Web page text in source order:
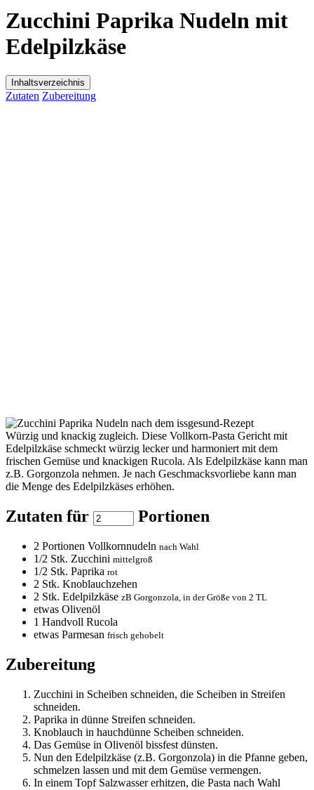
Zucchini Paprika Nudeln mit
Edelpilzkäse
Inhaltsverzeichnis
Zutaten Zubereitung
Würzig und knackig zugleich. Diese Vollkorn-Pasta Gericht mit
Edelpilzkäse schmeckt würzig lecker und harmoniert mit dem
frischen Gemüse und knackigen Rucola. Als Edelpilzkäse kann man
z.B. Gorgonzola nehmen. Je nach Geschmacksvorliebe kann man
die Menge des Edelpilzkäses erhöhen.
Zutaten für Portionen
2 Portionen Vollkornnudeln nach Wahl
1/2 Stk. Zucchini mittelgroß
1/2 Stk. Paprika rot
2 Stk. Knoblauchzehen
2 Stk. Edelpilzkäse zB Gorgonzola, in der Größe von 2 TL
etwas Olivenöl
1 Handvoll Rucola
etwas Parmesan frisch gehobelt
Zubereitung
Zucchini in Scheiben schneiden, die Scheiben in Streifen
schneiden.
Paprika in dünne Streifen schneiden.
Knoblauch in hauchdünne Scheiben schneiden.
Das Gemüse in Olivenöl bissfest dünsten.
Nun den Edelpilzkäse (z.B. Gorgonzola) in die Pfanne geben,
schmelzen lassen und mit dem Gemüse vermengen.
In einem Topf Salzwasser erhitzen, die Pasta nach Wahl